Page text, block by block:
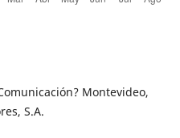
Montevideo,
S.A.